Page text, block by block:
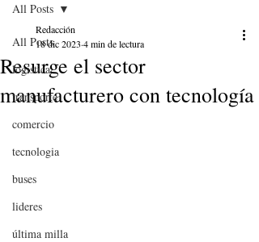
All Posts
logistica
transporte
comercio
tecnologia
buses
lideres
última milla
All Posts
Resurge el sector
manufacturero con tecnología
Redacción
18 dic 2023 4 min de lectura